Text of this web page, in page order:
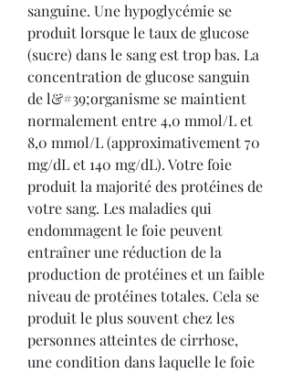
sanguine. Une hypoglycémie se
produit lorsque le taux de glucose
(sucre) dans le sang est trop bas. La
concentration de glucose sanguin
de l&#39;organisme se maintient
normalement entre 4,0 mmol/L et
8,0 mmol/L (approximativement 70
mg/dL et 140 mg/dL). Votre foie
produit la majorité des protéines de
votre sang. Les maladies qui
endommagent le foie peuvent
entraîner une réduction de la
production de protéines et un faible
niveau de protéines totales. Cela se
produit le plus souvent chez les
personnes atteintes de cirrhose,
une condition dans laquelle le foie